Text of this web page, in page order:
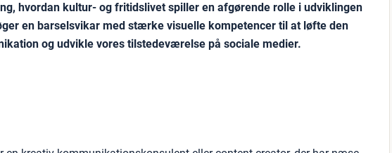
hvordan kultur- og fritidslivet spiller en afgørende rolle i udviklingen
en barselsvikar med stærke visuelle kompetencer til at løfte den
og udvikle vores tilstedeværelse på sociale medier.